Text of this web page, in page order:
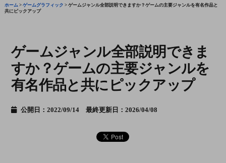
ホーム> ゲームグラフィック > ゲームジャンル全部説明できますか？ゲームの主要ジャンルを有名作品と
共にピックアップ
ゲームジャンル全部説明できま
すか？ゲームの主要ジャンルを
有名作品と共にピックアップ
公開日：2022/09/14 最終更新日：2026/04/08